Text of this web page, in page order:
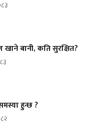
बानी, कति सुरक्षित?
हुन्छ ?